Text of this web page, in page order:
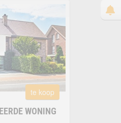
te koop
WONING